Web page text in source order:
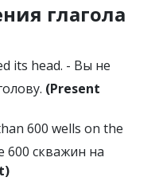
глагола
its head. - Вы не
(Present
600 wells on the
600 скважин на